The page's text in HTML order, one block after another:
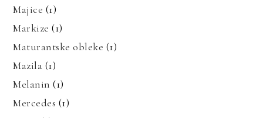
Majice (1)
Markize (1)
Maturantske obleke (1)
Mazila (1)
Melanin (1)
Mercedes (1)